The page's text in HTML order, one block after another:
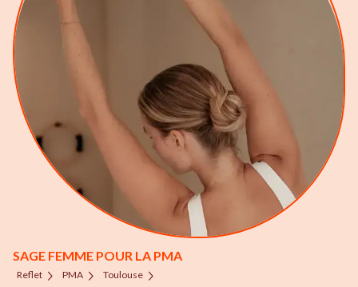
SAGE FEMME POUR LA PMA
Reflet PMA
Toulouse